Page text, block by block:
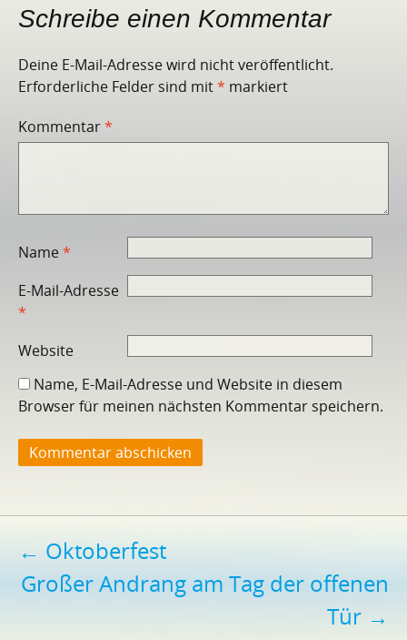
Schreibe einen Kommentar
Deine E-Mail-Adresse wird nicht veröffentlicht.
Erforderliche Felder sind mit* markiert
Kommentar*
Name*
E-Mail-Adresse
*
Website
Name, E-Mail-Adresse und Website in diesem
Browser für meinen nächsten Kommentar speichern.
Beitragsnavigation
← Oktoberfest
Großer Andrang am Tag der offenen
Tür →